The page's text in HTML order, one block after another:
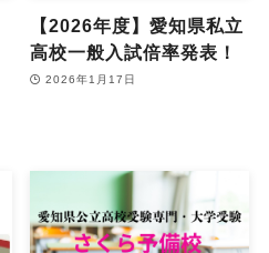
【2026年度】愛知県私立
高校一般入試倍率発表！
2026年1月17日